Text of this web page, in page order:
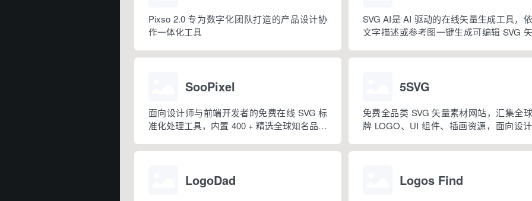
Pixso 2.0 专为数字化团队打造的产品设计协
作一体化工具
SVG AI是 AI 驱动的在线矢量生成工具，
文字描述或参考图一键生成可编辑 SVG
SooPixel
面向设计师与前端开发者的免费在线 SVG 标
准化处理工具，内置 400 + 精选全球知名品牌
5SVG
免费全品类 SVG 矢量素材网站，汇集全
牌 LOGO、UI 组件、插画资源，面向设
LogoDad Logos Find